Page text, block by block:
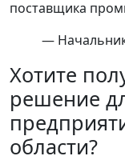
поставщика
—
Хотите
решение
области?